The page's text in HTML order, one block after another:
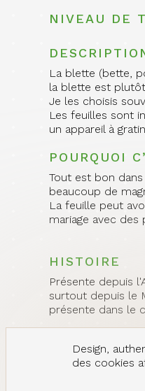
NIVEAU DE
La blette (bette,
la blette est
Je les choisis
Les feuilles sont
un appareil à
POURQUOI
Tout est bon
beaucoup de
La feuille peut
mariage avec
HISTOIRE
Présente depuis
surtout depuis le
présente dans le
Les blettes sont
Design,
des cookies